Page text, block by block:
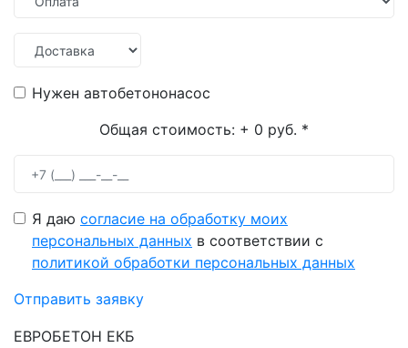
Нужен автобетононасос
Общая стоимость: + 0 руб. *
Я даю согласие на обработку моих
персональных данных в соответствии с
политикой обработки персональных данных
Отправить заявку
ЕВРОБЕТОН ЕКБ